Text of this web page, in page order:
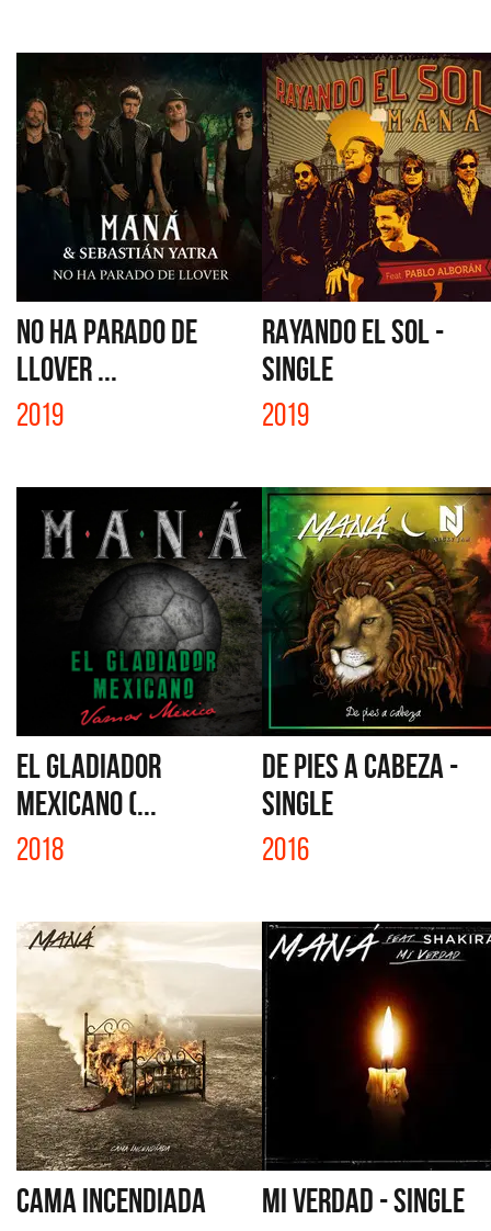
NO HA PARADO DE
LLOVER ...
2019
RAYANDO EL SOL -
SINGLE
2019
EL GLADIADOR
MEXICANO (...
2018
DE PIES A CABEZA -
SINGLE
2016
CAMA INCENDIADA MI VERDAD - SINGLE